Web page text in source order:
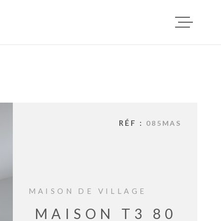
RÉF : 085MAS
MAISON DE VILLAGE
MAISON T3 80